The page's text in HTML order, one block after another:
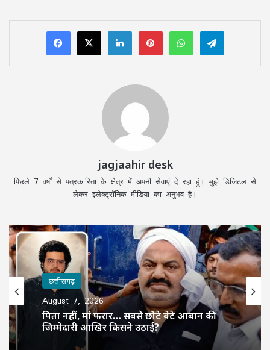
LinkedInPinterestWhatsAppTelegram
jagjaahir desk
पिछले 7 वर्षों से पत्रकारिता के क्षेत्र में अपनी सेवाएं दे रहा हूं। मुझे डिजिटल से
लेकर इलेक्ट्रॉनिक मीडिया का अनुभव है।
छत्तीसगढ़
August 7, 2026
पिता नहीं, मां फरार… सबसे छोटे बेटे आबान की
जिम्मेदारी आखिर किसने उठाई?